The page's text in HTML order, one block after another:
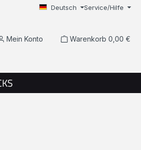
Deutsch Service/Hilfe
0 Produkte auf dem Merkzettel
Mein Konto Warenkorb 0,00 €